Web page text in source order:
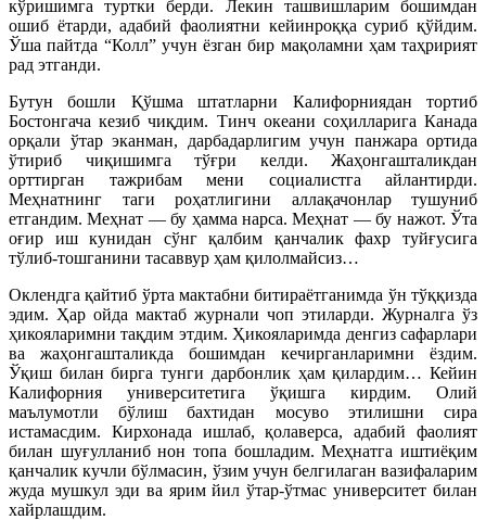
кўришимга туртки берди. Лекин ташвишларим бошимдан
ошиб ётарди, адабий фаолиятни кейинроққа суриб қўйдим.
Ўша пайтда “Колл” учун ёзган бир мақоламни ҳам таҳририят
рад этганди.
Бутун бошли Қўшма штатларни Калифорниядан тортиб
Бостонгача кезиб чиқдим. Тинч океани соҳилларига Канада
орқали ўтар эканман, дарбадарлигим учун панжара ортида
ўтириб чиқишимга тўғри келди. Жаҳонгашталикдан
орттирган тажрибам мени социалистга айлантирди.
Меҳнатнинг таги роҳатлигини аллақачонлар тушуниб
етгандим. Меҳнат — бу ҳамма нарса. Меҳнат — бу нажот. Ўта
оғир иш кунидан сўнг қалбим қанчалик фахр туйғусига
тўлиб-тошганини тасаввур ҳам қилолмайсиз…
Оклендга қайтиб ўрта мактабни битираётганимда ўн тўққизда
эдим. Ҳар ойда мактаб журнали чоп этиларди. Журналга ўз
ҳикояларимни тақдим этдим. Ҳикояларимда денгиз сафарлари
ва жаҳонгашталикда бошимдан кечирганларимни ёздим.
Ўқиш билан бирга тунги дарбонлик ҳам қилардим… Кейин
Калифорния университетига ўқишга кирдим. Олий
маълумотли бўлиш бахтидан мосуво этилишни сира
истамасдим. Кирхонада ишлаб, қолаверса, адабий фаолият
билан шуғулланиб нон топа бошладим. Меҳнатга иштиёқим
қанчалик кучли бўлмасин, ўзим учун белгилаган вазифаларим
жуда мушкул эди ва ярим йил ўтар-ўтмас университет билан
хайрлашдим.